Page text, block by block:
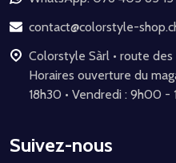
pagecontact@colorstyle-
Colorstyle Sàrl • route des Rottes 8 • 1964 Conthey •
Horaires ouverture du magasin : Lundi –
18h30 • Vendredi : 9h00 -
Suivez-nous